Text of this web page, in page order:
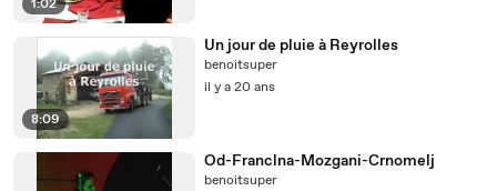
1:02
8:09
Un jour de pluie à Reyrolles
benoitsuper
il y a 20 ans
Od-Franclna-Mozgani-Crnomelj
benoitsuper